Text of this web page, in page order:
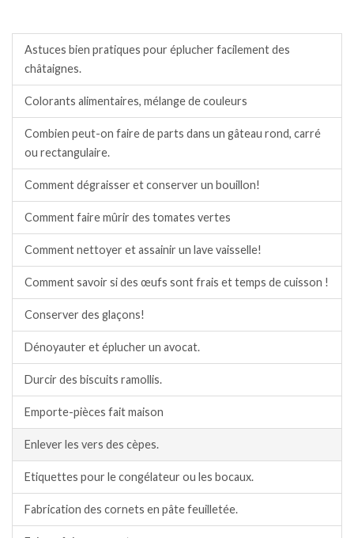
Astuces bien pratiques pour éplucher facilement des
châtaignes.
Colorants alimentaires, mélange de couleurs
Combien peut-on faire de parts dans un gâteau rond, carré
ou rectangulaire.
Comment dégraisser et conserver un bouillon!
Comment faire mûrir des tomates vertes
Comment nettoyer et assainir un lave vaisselle!
Comment savoir si des œufs sont frais et temps de cuisson !
Conserver des glaçons!
Dénoyauter et éplucher un avocat.
Durcir des biscuits ramollis.
Emporte-pièces fait maison
Enlever les vers des cèpes.
Etiquettes pour le congélateur ou les bocaux.
Fabrication des cornets en pâte feuilletée.